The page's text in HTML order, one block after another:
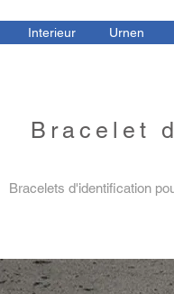
Interieur Urnen
Bracelet
Bracelets d'identification